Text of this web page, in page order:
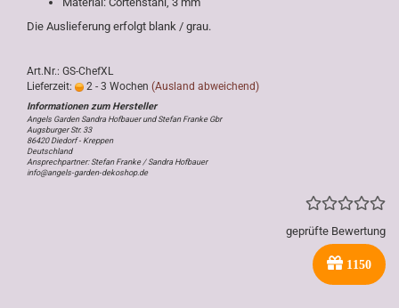
Die Auslieferung erfolgt blank / grau.
Art.Nr.: GS-ChefXL
Lieferzeit:
2 - 3 Wochen (Ausland abweichend)
Angels Garden Sandra Hofbauer und Stefan Franke Gbr
Augsburger Str. 33
86420 Diedorf - Kreppen
Deutschland
Ansprechpartner: Stefan Franke / Sandra Hofbauer
info@angels-garden-dekoshop.de
geprüfte Bewertung
1150